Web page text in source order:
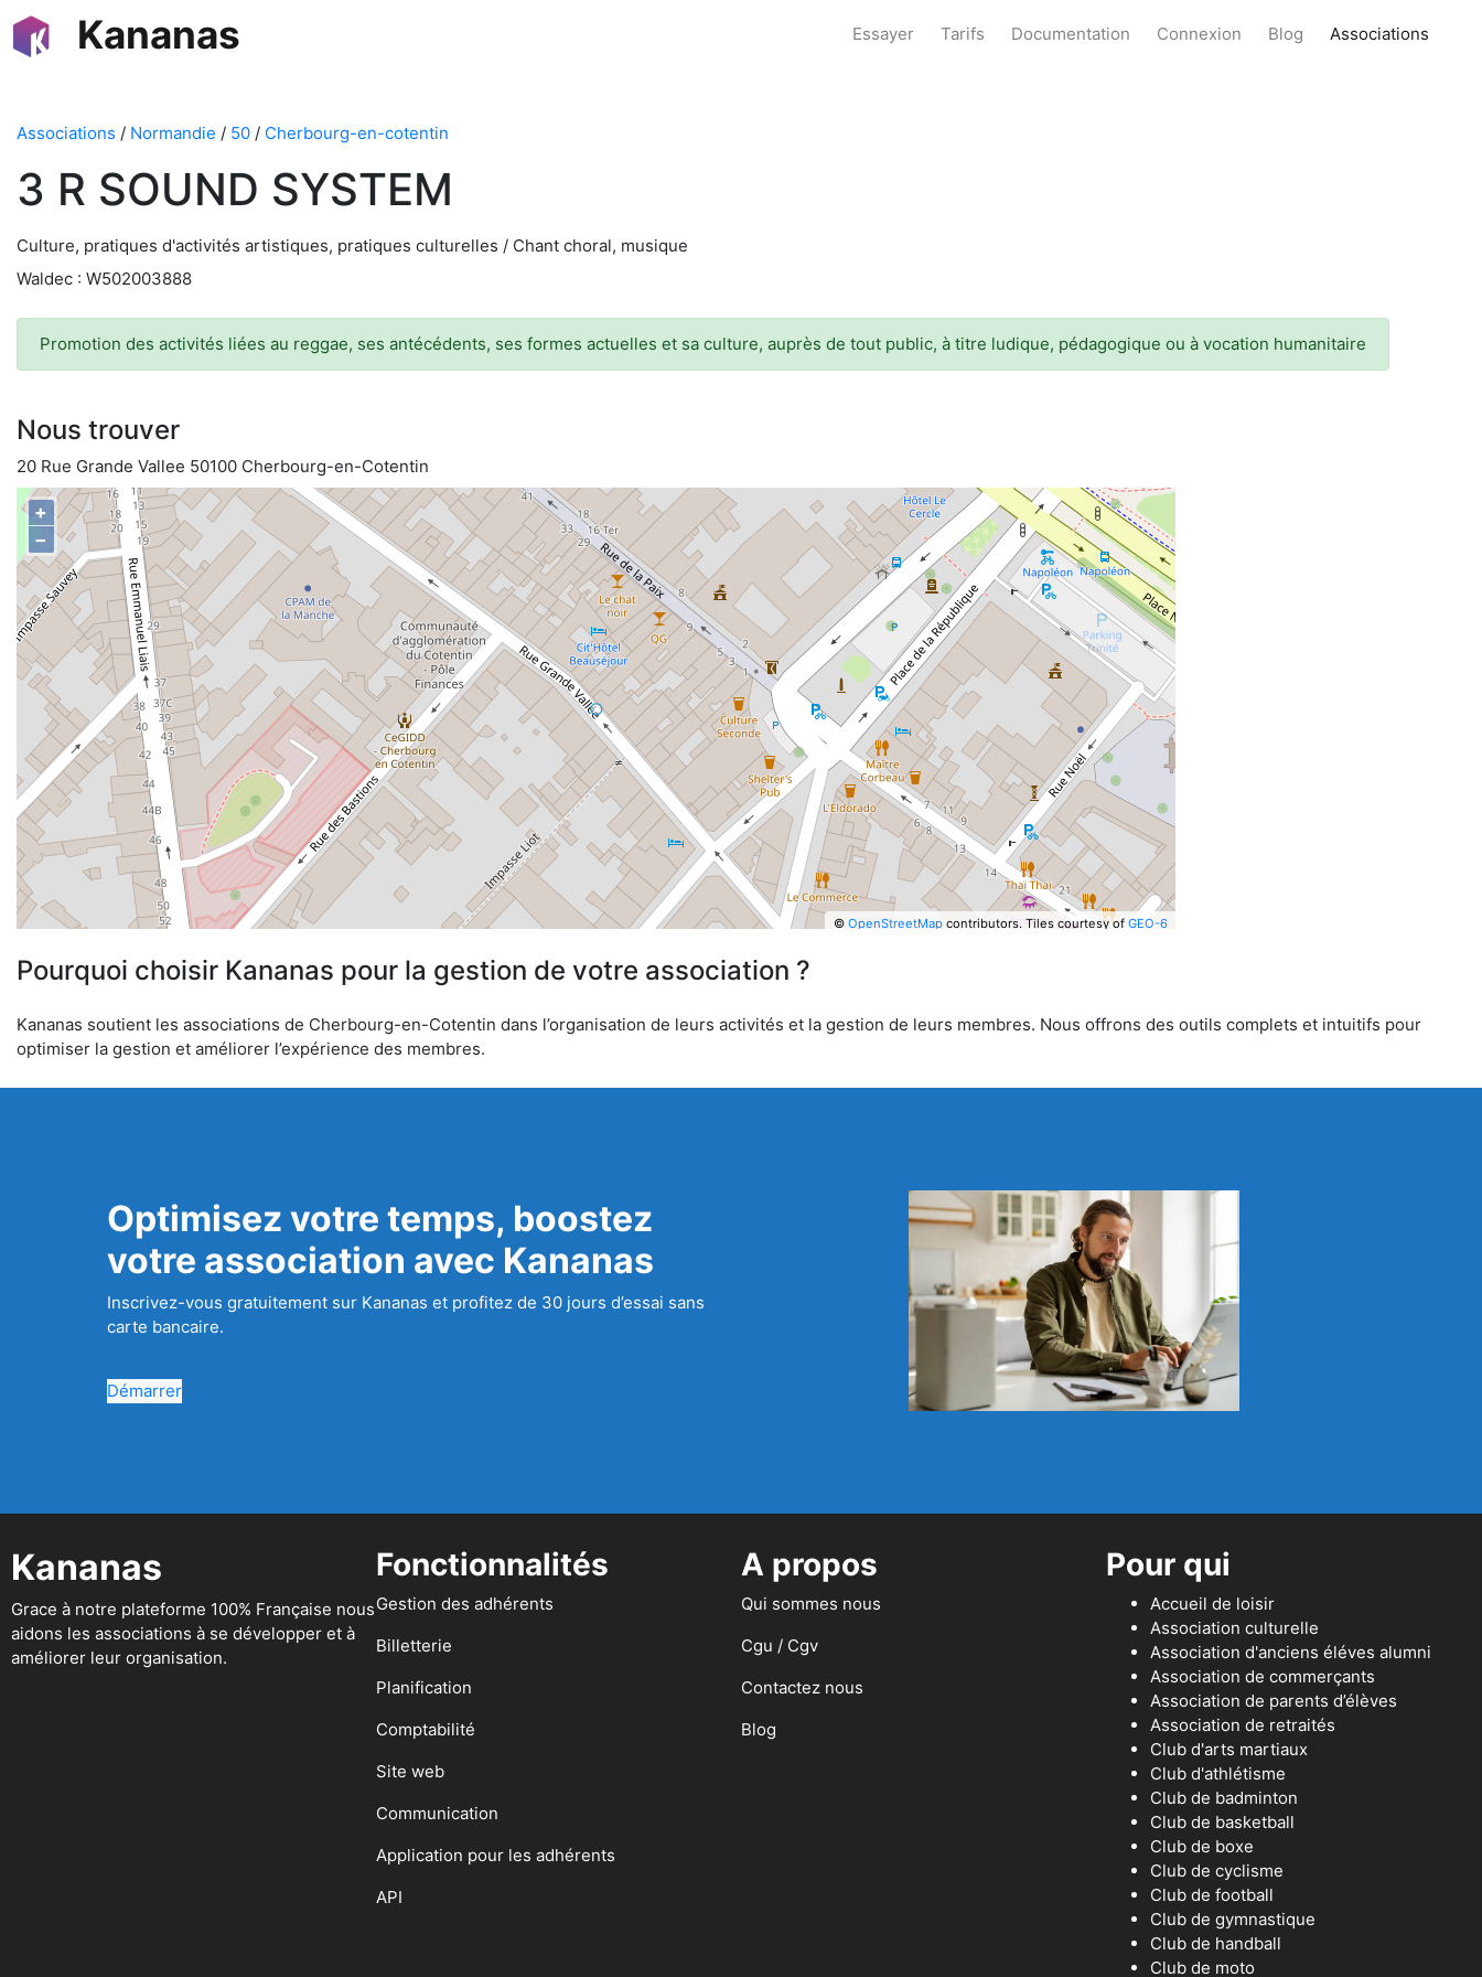
Kananas Essayer Tarifs Documentation Connexion Blog Associations
Associations / Normandie / 50 / Cherbourg-en-cotentin
3 R SOUND SYSTEM
Culture, pratiques d'activités artistiques, pratiques culturelles / Chant choral, musique
Waldec : W502003888
Promotion des activités liées au reggae, ses antécédents, ses formes actuelles et sa culture, auprès de tout public, à titre ludique, pédagogique ou à vocation humanitaire
Nous trouver
20 Rue Grande Vallee 50100 Cherbourg-en-Cotentin
+
−
© OpenStreetMapcontributors. Tiles courtesy of GEO-6
Pourquoi choisir Kananas pour la gestion de votre association ?
Kananas soutient les associations de Cherbourg-en-Cotentin dans l’organisation de leurs activités et la gestion de leurs membres. Nous offrons des outils complets et intuitifs pour
optimiser la gestion et améliorer l’expérience des membres.
Optimisez votre temps, boostez
votre association avec Kananas
Inscrivez-vous gratuitement sur Kananas et profitez de 30 jours d’essai sans
carte bancaire.
Démarrer
Kananas
Grace à notre plateforme 100% Française nous
aidons les associations à se développer et à
améliorer leur organisation.
Fonctionnalités
Gestion des adhérents
Billetterie
Planification
Comptabilité
Site web
Communication
Application pour les adhérents
API
A propos
Qui sommes nous
Cgu / Cgv
Contactez nous
Blog
Pour qui
Accueil de loisir
Association culturelle
Association d'anciens éléves alumni
Association de commerçants
Association de parents d’élèves
Association de retraités
Club d'arts martiaux
Club d'athlétisme
Club de badminton
Club de basketball
Club de boxe
Club de cyclisme
Club de football
Club de gymnastique
Club de handball
Club de moto